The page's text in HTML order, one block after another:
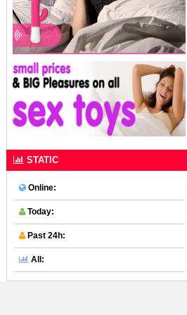
STATIC
Online:
Today:
Past 24h:
All: